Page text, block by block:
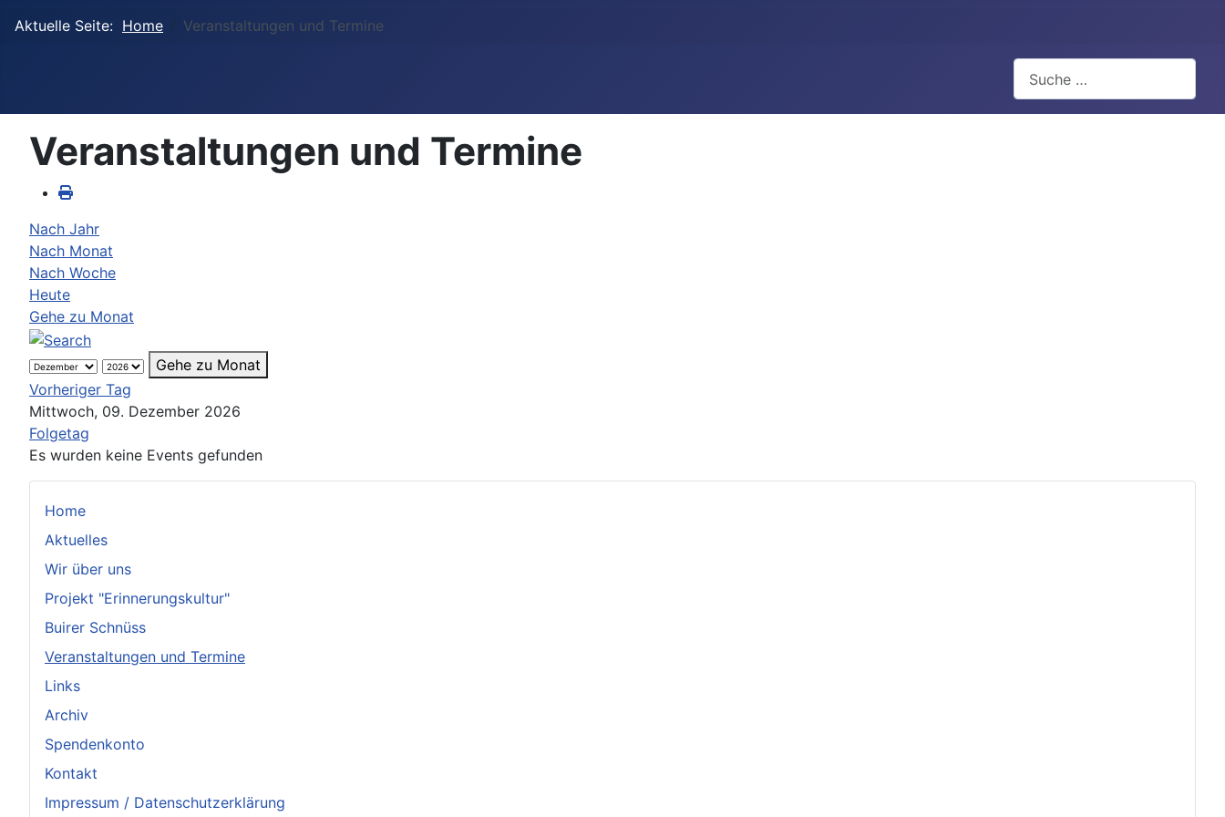
Aktuelle Seite: Home Veranstaltungen und Termine
Home
Aktuelles
Wir über uns
Projekt "Erinnerungskultur"
Buirer Schnüss
Veranstaltungen und Termine
Links
Archiv
Spendenkonto
Kontakt
Impressum / Datenschutzerklärung
Veranstaltungen und Termine
Nach Jahr
Nach Monat
Nach Woche
Heute
Gehe zu Monat
Gehe zu Monat
Vorheriger Tag
Mittwoch, 09. Dezember 2026
Folgetag
Es wurden keine Events gefunden